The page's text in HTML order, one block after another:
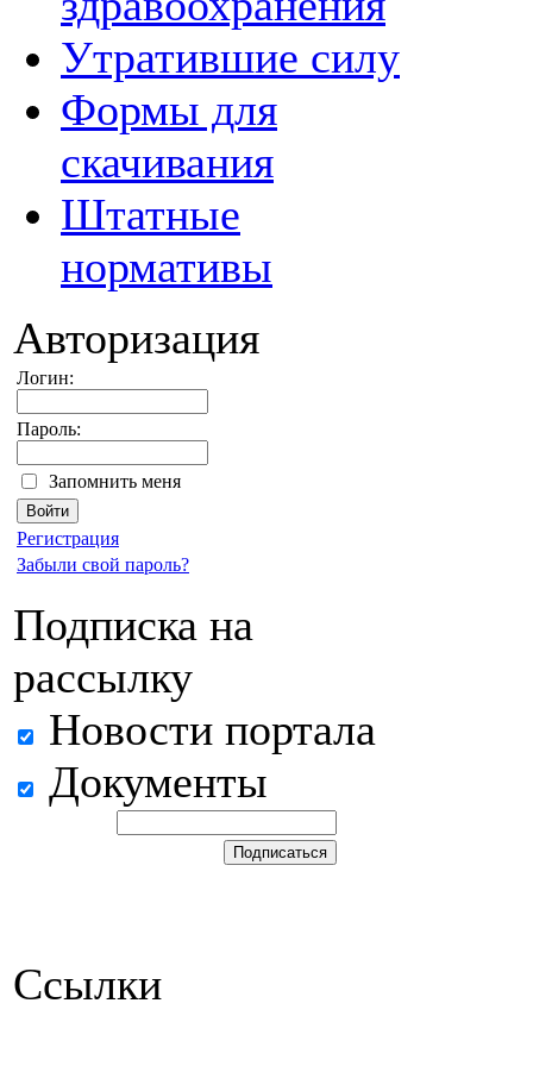
Утратившие силу
Формы для
скачивания
Штатные
нормативы
Авторизация
Логин:
Пароль:
Запомнить меня
Регистрация
Забыли свой пароль?
Подписка на
рассылку
Новости портала
Документы
Ссылки